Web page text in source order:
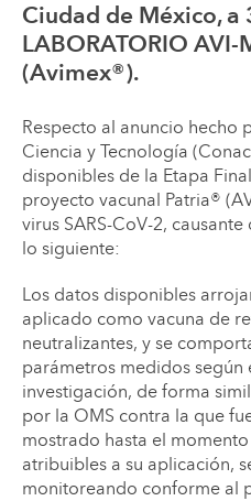
Ciudad de México,
LABORATORIO AVI-
(Avimex®).
Respecto al anuncio hecho
Ciencia y Tecnología
disponibles de la Etapa
proyecto vacunal Patria®
virus SARS-CoV-2,
lo siguiente:
Los datos disponibles
aplicado como vacuna de
neutralizantes, y se
parámetros medidos
investigación, de forma
por la OMS contra la que
mostrado hasta el
atribuibles a su aplicación,
monitoreando conforme al